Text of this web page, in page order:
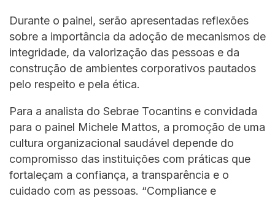
Durante o painel, serão apresentadas reflexões
sobre a importância da adoção de mecanismos de
integridade, da valorização das pessoas e da
construção de ambientes corporativos pautados
pelo respeito e pela ética.
Para a analista do Sebrae Tocantins e convidada
para o painel Michele Mattos, a promoção de uma
cultura organizacional saudável depende do
compromisso das instituições com práticas que
fortaleçam a confiança, a transparência e o
cuidado com as pessoas. “Compliance e